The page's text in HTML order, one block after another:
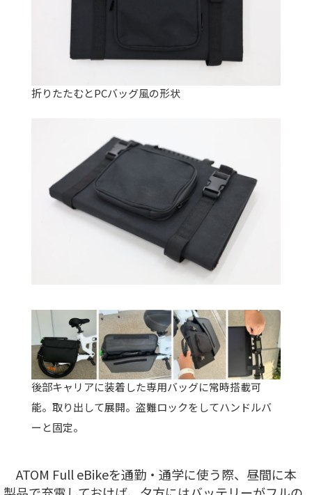
折りたたむとPCバッグ風の形状
後部キャリアに装着した専用バッグに常時搭載可
能。取り出して展開。盗難ロックをしてハンドルバ
ーと固定。
ATOM Full eBikeを通勤・通学に使う際、昼間に本